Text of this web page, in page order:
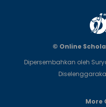
© Online
Dipersembahkan oleh
More